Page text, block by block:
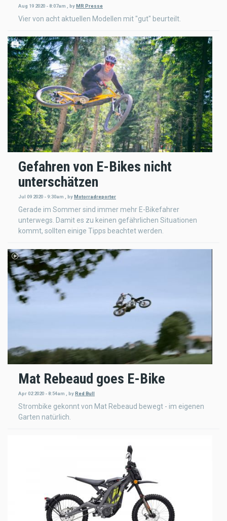
Aug 19 2020 - 8:07am byMR Presse
Vier von acht aktuellen Modellen mit "gut" beurteilt.
Gefahren von E-Bikes nicht
unterschätzen
Jul 09 2020 - 9:30am byMotorradreporter
Gerade im Sommer sind immer mehr E-Bikefahrer
unterwegs. Damit es zu keinen gefährlichen Situationen
kommt, sollten einige Tipps beachtet werden.
Mat Rebeaud goes E-Bike
Apr 02 2020 - 8:54am byRed Bull
Strombike gekonnt von Mat Rebeaud bewegt - im eigenen
Garten natürlich.